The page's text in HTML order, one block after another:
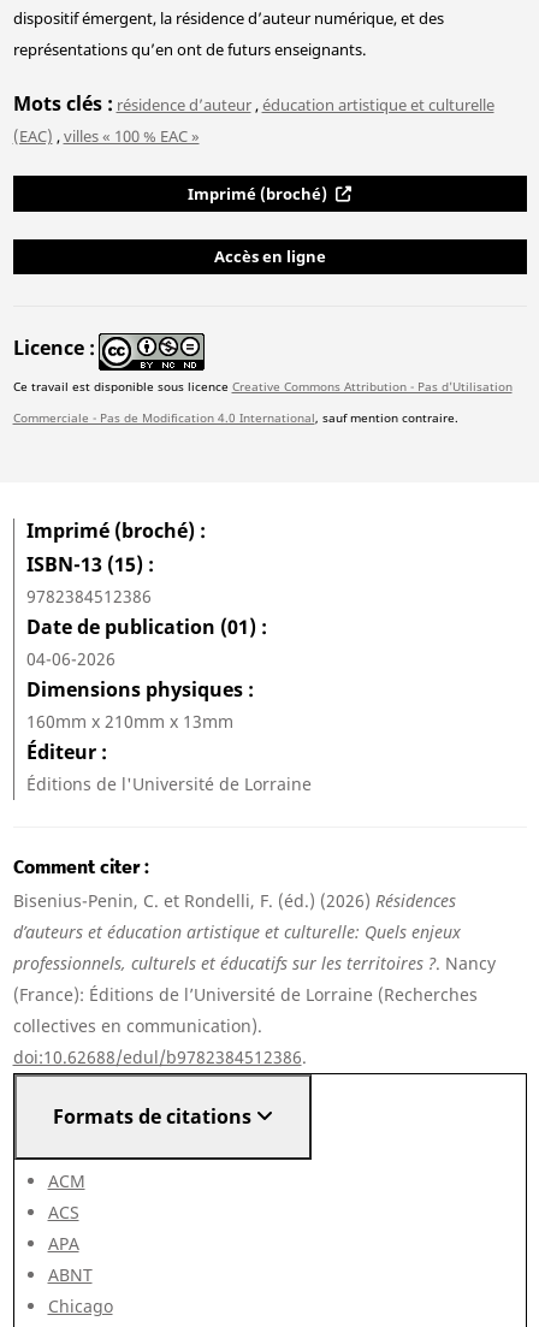
dispositif émergent, la résidence d’auteur numérique, et des
représentations qu’en ont de futurs enseignants.
Mots clés résidence d’auteur,éducation artistique et culturelle
(EAC) ,villes « 100 % EAC »
Imprimé (broché)
Accès en ligne
Licence
Ce travail est disponible sous licence Creative Commons Attribution - Pas d'Utilisation
Commerciale - Pas de Modification 4.0 International, sauf mention contraire.
Imprimé (broché)
ISBN-13 (15)
9782384512386
Date de publication (01)
04-06-2026
Dimensions physiques
160mm x 210mm x 13mm
Éditeur
Éditions de l'Université de Lorraine
Comment citer
Bisenius-Penin, C. et Rondelli, F. (éd.) (2026) Résidences
d’auteurs et éducation artistique et culturelle: Quels enjeux
professionnels, culturels et éducatifs sur les territoires ?. Nancy
(France): Éditions de l’Université de Lorraine (Recherches
collectives en communication).
doi:10.62688/edul/b9782384512386.
Formats de citations
ACM
ACS
APA
ABNT
Chicago